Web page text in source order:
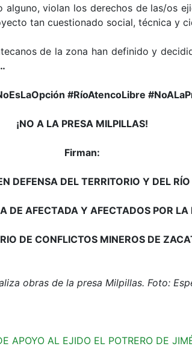
alguno, violan los derechos de las/os
tan cuestionado social, técnica y
de la zona han definido y
#RíoAtencoLibre
¡NO A LA PRESA MILPILLAS!
Firman:
DEFENSA DEL TERRITORIO Y DEL
DE AFECTADA Y AFECTADOS POR LA
DE CONFLICTOS MINEROS DE
obras de la presa Milpillas. Foto:
APOYO AL EJIDO EL POTRERO DE